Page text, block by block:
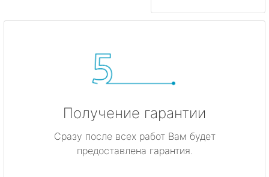
Получение гарантии
Сразу после всех работ Вам будет
предоставлена гарантия.